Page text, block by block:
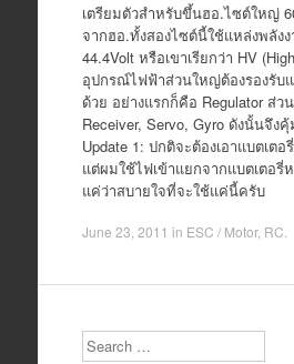
เตรียมตัวสำหรับขึ้นฮอ.ไซต์ใหญ่
จากฮอ.ทั้งสองไซต์นี้ใช้แหล่งพลัง
44.4Volt หรือเขาเรียกว่า HV
อุปกรณ์ไฟฟ้าส่วนใหญ่ต้องรองรับ
ด้วย อย่างแรกก็คือ Regulator ส่
Receiver, Servo, Gyro ดังนั้นจึง
Update 1: ปกติจะต้องเอาแบตเต
แต่ผมใช้ไฟเข้าแยกจากแบตเตอรี่
แค่ว่าสบายใจที่จะใช้แค่นี้ครับ
June 23, 2011 in ESC / Motor, RC
Search